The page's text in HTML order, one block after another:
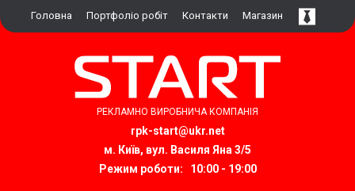
Головна Портфоліо робіт Контакти Магазин
РЕКЛАМНО ВИРОБНИЧА КОМПАНІЯ
rpk-start@ukr.net​
м. Київ, вул. Василя Яна 3/5
Режим роботи: 10:00 - 19:00